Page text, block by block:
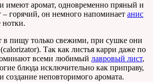
имеют аромат, одновременно пряный и
– горячий, он немного напоминает анис
нотки.
в пищу только свежими, при сушке они
Так как листья карри даже по
всеми любимый лавровый лист,
блюда исключительно как приправу,
создание неповторимого аромата.